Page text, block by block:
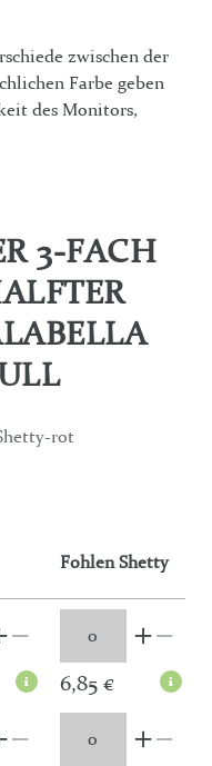
zwischen der
Farbe geben
des Monitors,
3-FACH
rot
Fohlen Shetty
6,85 €